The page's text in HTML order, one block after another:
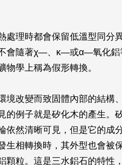
理時都會保留低溫型同分
會隨著χ—、κ—或α—氧化鋁
學上稱為假形轉換。
境改變而致固體內部的結構
的例子就是矽化木的產生。
依然清晰可見，但是它的成
生相轉換時，其外型也會被
顆粒。這是三水鋁石的特性